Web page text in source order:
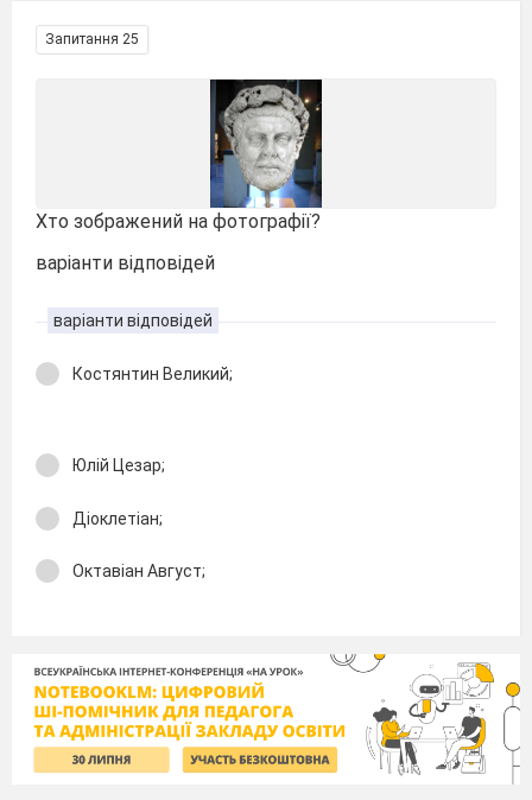
Запитання 25
Хто зображений на фотографії?
варіанти відповідей
варіанти відповідей
Костянтин Великий;
Юлій Цезар;
Діоклетіан;
Октавіан Август;